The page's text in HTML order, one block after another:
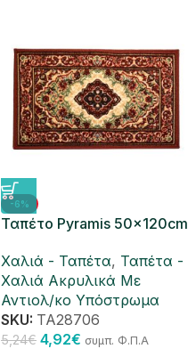
-6%
Ταπέτο Pyramis 50x120cm
Χαλιά - Ταπέτα, Ταπέτα -
Χαλιά Ακρυλικά Με
Αντιολ/κο Υπόστρωμα
SKU: ΤΑ28706
5,24€ 4,92€ συμπ. Φ.Π.Α